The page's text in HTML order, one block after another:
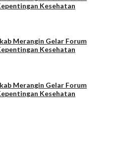
Kesehatan
Merangin Gelar Forum
Kesehatan
Merangin Gelar Forum
Kesehatan